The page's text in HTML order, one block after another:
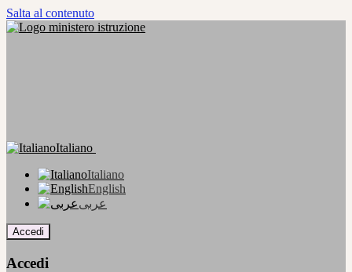
Salta al contenuto
Italiano
Italiano
English
عربى
Accedi
Accedi